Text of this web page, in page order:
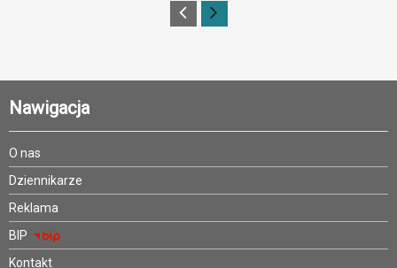
Nawigacja
O nas
Dziennikarze
Reklama
BIP
Kontakt